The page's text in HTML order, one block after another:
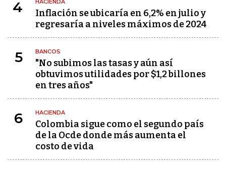
4 HACIENDA
Inflación se ubicaría en 6,2% en julio y
regresaría a niveles máximos de 2024
5 BANCOS
"No subimos las tasas y aún así
obtuvimos utilidades por $1,2 billones
en tres años"
6 HACIENDA
Colombia sigue como el segundo país
de la Ocde donde más aumenta el
costo de vida